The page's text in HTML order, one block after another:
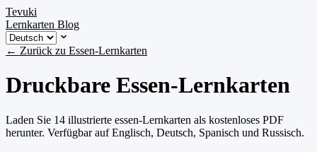
Tevuki
Lernkarten Blog
← Zurück zu Essen-Lernkarten
Druckbare Essen-Lernkarten
Laden Sie 14 illustrierte essen-Lernkarten als kostenloses PDF
herunter. Verfügbar auf Englisch, Deutsch, Spanisch und Russisch.